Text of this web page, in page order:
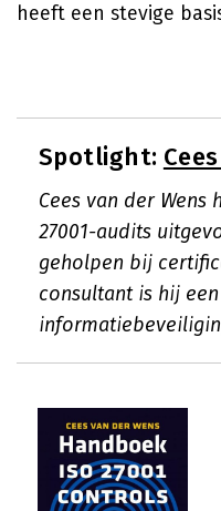
heeft een stevige
Spotlight:
Cees van der Wens
27001-audits
geholpen bij
consultant is hij